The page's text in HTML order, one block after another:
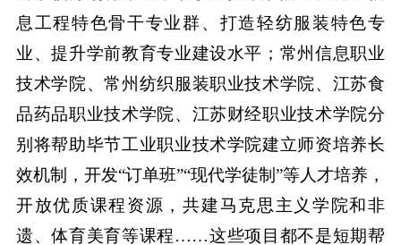
息工程特色骨干专业群、打造轻纺服装特色专
业、提升学前教育专业建设水平；常州信息职业
技术学院、常州纺织服装职业技术学院、江苏食
品药品职业技术学院、江苏财经职业技术学院分
别将帮助毕节工业职业技术学院建立师资培养长
效机制，开发“订单班”“现代学徒制”等人才培养，
开放优质课程资源，共建马克思主义学院和非
遗、体育美育等课程……这些项目都不是短期帮